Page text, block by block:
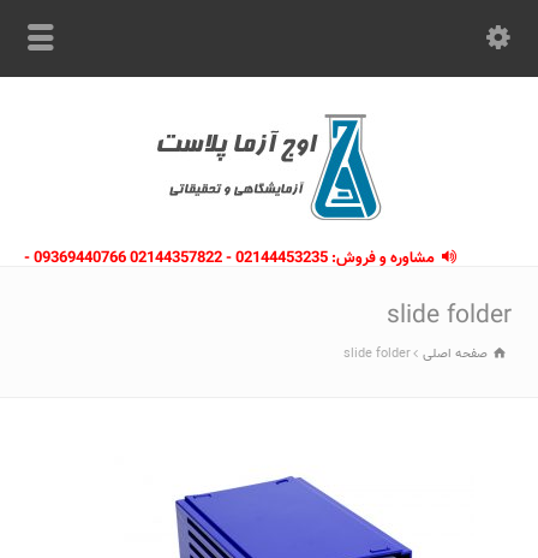
مشاوره و فروش: 02144453235 - 02144357822 09369440766 -
slide folder
صفحه اصلی slide folder